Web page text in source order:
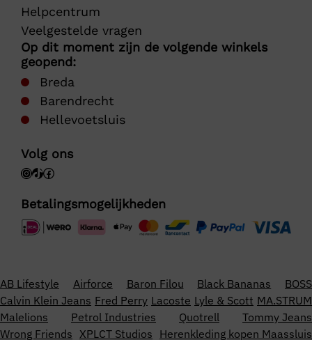
Helpcentrum
Veelgestelde vragen
Op dit moment zijn de volgende winkels
geopend:
Breda
Barendrecht
Hellevoetsluis
Volg ons
Betalingsmogelijkheden
AB Lifestyle Airforce Baron Filou Black Bananas
BOSS
Calvin Klein Jeans Fred Perry Lacoste Lyle & Scott MA.STRUM
Malelions
Petrol Industries Quotrell
Tommy Jeans
Wrong Friends XPLCT Studios Herenkleding kopen Maassluis